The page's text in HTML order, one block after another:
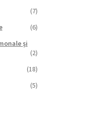
(7)
(6)
și
(2)
(18)
(5)